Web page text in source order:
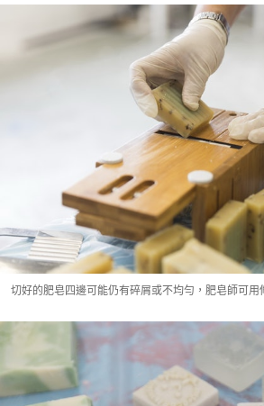
切好的肥皂四邊可能仍有碎屑或不均勻，肥皂師可用